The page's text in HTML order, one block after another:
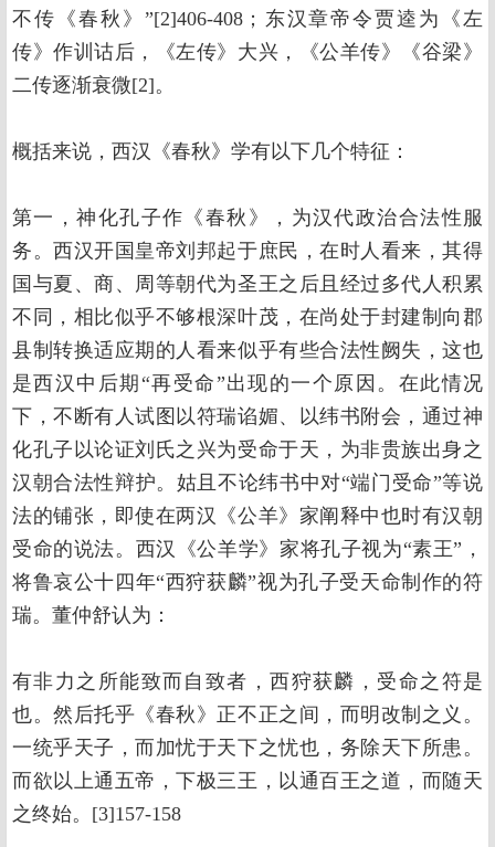
不传《春秋》”[2]406-408；东汉章帝令贾逵为《左
传》作训诂后，《左传》大兴，《公羊传》《谷梁》
二传逐渐衰微[2]。
概括来说，西汉《春秋》学有以下几个特征：
第一，神化孔子作《春秋》，为汉代政治合法性服
务。西汉开国皇帝刘邦起于庶民，在时人看来，其得
国与夏、商、周等朝代为圣王之后且经过多代人积累
不同，相比似乎不够根深叶茂，在尚处于封建制向郡
县制转换适应期的人看来似乎有些合法性阙失，这也
是西汉中后期“再受命”出现的一个原因。在此情况
下，不断有人试图以符瑞谄媚、以纬书附会，通过神
化孔子以论证刘氏之兴为受命于天，为非贵族出身之
汉朝合法性辩护。姑且不论纬书中对“端门受命”等说
法的铺张，即使在两汉《公羊》家阐释中也时有汉朝
受命的说法。西汉《公羊学》家将孔子视为“素王”，
将鲁哀公十四年“西狩获麟”视为孔子受天命制作的符
瑞。董仲舒认为：
有非力之所能致而自致者，西狩获麟，受命之符是
也。然后托乎《春秋》正不正之间，而明改制之义。
一统乎天子，而加忧于天下之忧也，务除天下所患。
而欲以上通五帝，下极三王，以通百王之道，而随天
之终始。[3]157-158